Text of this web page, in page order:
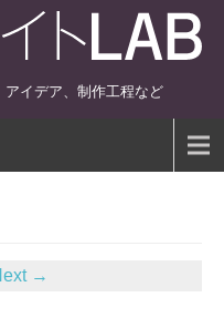
アイデア、制作工程など
→